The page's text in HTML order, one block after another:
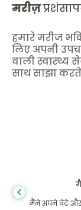
मरीज़
हमारे मरीज
लिए अपनी
वाली स्वास्थ्य
साथ साझा करते
मैंने अपने बेटे और